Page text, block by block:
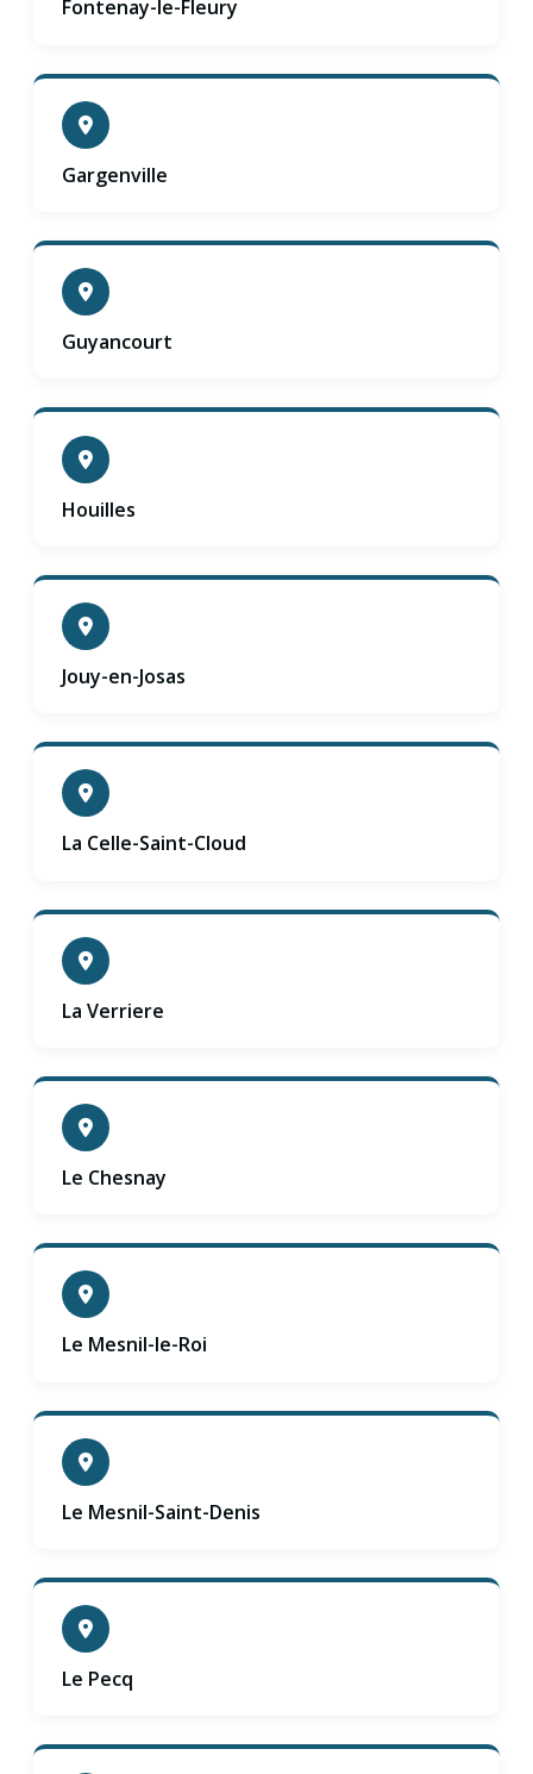
Fontenay-le-Fleury
Gargenville
Guyancourt
Houilles
Jouy-en-Josas
La Celle-Saint-Cloud
La Verriere
Le Chesnay
Le Mesnil-le-Roi
Le Mesnil-Saint-Denis
Le Pecq